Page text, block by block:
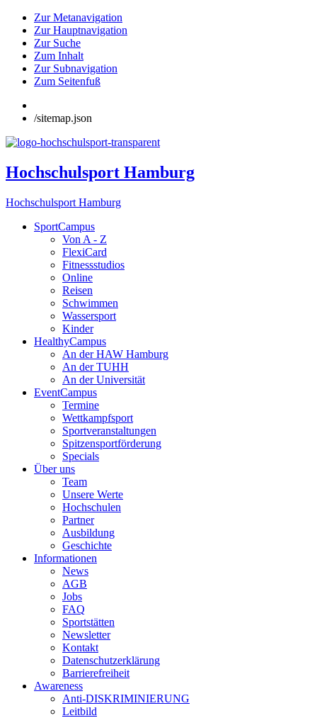
Zur Metanavigation
Zur Hauptnavigation
Zur Suche
Zum Inhalt
Zur Subnavigation
Zum Seitenfuß
/sitemap.json
Hochschulsport Hamburg
Hochschulsport Hamburg
SportCampus
Von A - Z
FlexiCard
Fitnessstudios
Online
Reisen
Schwimmen
Wassersport
Kinder
HealthyCampus
An der HAW Hamburg
An der TUHH
An der Universität
EventCampus
Termine
Wettkampfsport
Sportveranstaltungen
Spitzensportförderung
Specials
Über uns
Team
Unsere Werte
Hochschulen
Partner
Ausbildung
Geschichte
Informationen
News
AGB
Jobs
FAQ
Sportstätten
Newsletter
Kontakt
Datenschutzerklärung
Barrierefreiheit
Awareness
Anti-DISKRIMINIERUNG
Leitbild